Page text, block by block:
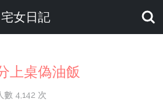
宅女日記
上桌偽油飯
數 4,142 次